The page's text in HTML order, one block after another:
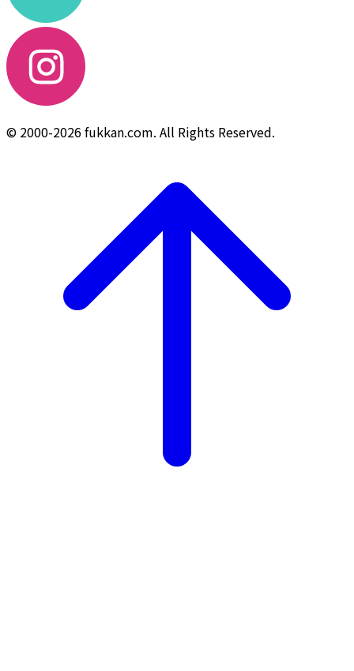
© 2000-2026 fukkan.com. All Rights Reserved.